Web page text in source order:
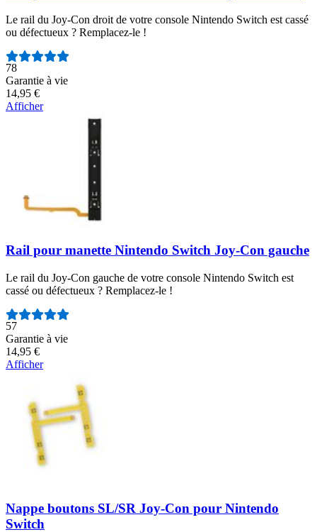
Le rail du Joy-Con droit de votre console Nintendo Switch est cassé
ou défectueux ? Remplacez-le !
Nombre d'avis :
78
Garantie à vie
14,95 €
Afficher
Rail pour manette Nintendo Switch Joy-Con gauche
Le rail du Joy-Con gauche de votre console Nintendo Switch est
cassé ou défectueux ? Remplacez-le !
Nombre d'avis :
57
Garantie à vie
14,95 €
Afficher
Nappe boutons SL/SR Joy-Con pour Nintendo
Switch